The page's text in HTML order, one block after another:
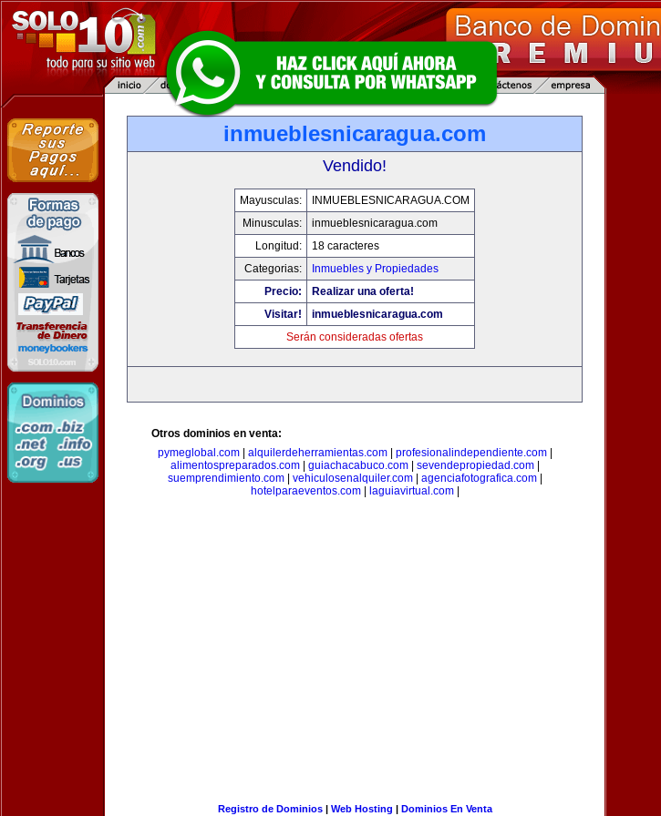
inmueblesnicaragua.com
Vendido!
Mayusculas:
INMUEBLESNICARAGUA.COM
Minusculas:
inmueblesnicaragua.com
Longitud:
18 caracteres
Categorias:
Inmuebles y Propiedades
Precio:
Realizar una oferta!
Visitar!
inmueblesnicaragua.com
Serán consideradas ofertas
Otros dominios en venta:
pymeglobal.com| alquilerdeherramientas.com| profesionalindependiente.com|
alimentospreparados.com| guiachacabuco.com| sevendepropiedad.com|
suemprendimiento.com| vehiculosenalquiler.com| agenciafotografica.com|
hotelparaeventos.com| laguiavirtual.com|
Registro de Dominios| Web Hosting | Dominios En Venta